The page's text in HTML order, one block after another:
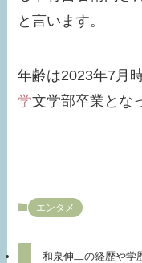
と言います。
年齢は2023年7月
学文学部卒業とな
エンタメ
和泉伸二の経歴や学